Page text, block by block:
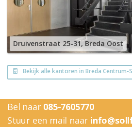
Druivenstraat 25-31, Breda Oost
Bekijk alle kantoren in Breda Centrum-
Bel naar 085-7605770
Stuur een mail naar